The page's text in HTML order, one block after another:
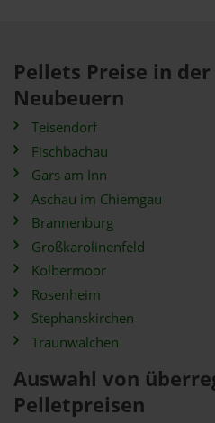
Pellets Preise in
Neubeuern
Teisendorf
Fischbachau
Gars am Inn
Aschau im Chiemgau
Brannenburg
Großkarolinenfeld
Kolbermoor
Rosenheim
Stephanskirchen
Traunwalchen
Auswahl von
Pelletpreisen